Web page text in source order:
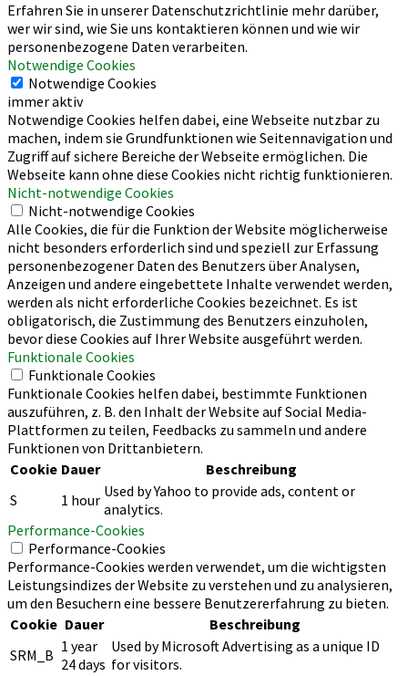
Erfahren Sie in unserer Datenschutzrichtlinie mehr darüber,
wer wir sind, wie Sie uns kontaktieren können und wie wir
personenbezogene Daten verarbeiten.
Notwendige Cookies
Notwendige Cookies
immer aktiv
Notwendige Cookies helfen dabei, eine Webseite nutzbar zu
machen, indem sie Grundfunktionen wie Seitennavigation und
Zugriff auf sichere Bereiche der Webseite ermöglichen. Die
Webseite kann ohne diese Cookies nicht richtig funktionieren.
Nicht-notwendige Cookies
Nicht-notwendige Cookies
Alle Cookies, die für die Funktion der Website möglicherweise
nicht besonders erforderlich sind und speziell zur Erfassung
personenbezogener Daten des Benutzers über Analysen,
Anzeigen und andere eingebettete Inhalte verwendet werden,
werden als nicht erforderliche Cookies bezeichnet. Es ist
obligatorisch, die Zustimmung des Benutzers einzuholen,
bevor diese Cookies auf Ihrer Website ausgeführt werden.
Funktionale Cookies
Funktionale Cookies
Funktionale Cookies helfen dabei, bestimmte Funktionen
auszuführen, z. B. den Inhalt der Website auf Social Media-
Plattformen zu teilen, Feedbacks zu sammeln und andere
Funktionen von Drittanbietern.
Cookie Dauer
Beschreibung
S
1 hour Used by Yahoo to provide ads, content or
analytics.
Performance-Cookies
Performance-Cookies
Performance-Cookies werden verwendet, um die wichtigsten
Leistungsindizes der Website zu verstehen und zu analysieren,
um den Besuchern eine bessere Benutzererfahrung zu bieten.
Cookie Dauer
Beschreibung
SRM_B 1 year
24 days
Used by Microsoft Advertising as a unique ID
for visitors.